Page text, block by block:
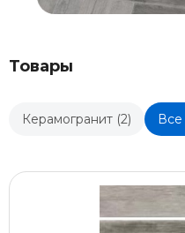
Товары
Керамогранит (2) Все